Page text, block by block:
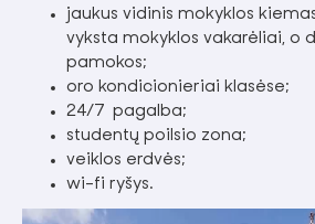
jaukus vidinis mokyklos
vyksta mokyklos vakarėliai, o
pamokos;
oro kondicionieriai klasėse;
24/7 pagalba;
studentų poilsio zona;
veiklos erdvės;
wi-fi ryšys.